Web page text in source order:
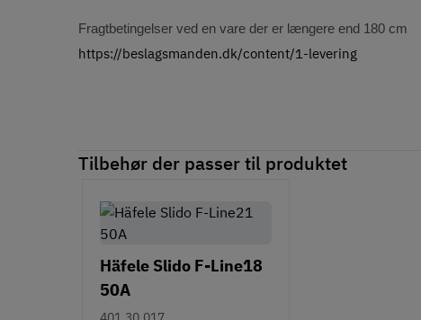
Fragtbetingelser ved en vare der er længere end 180 cm
https://beslagsmanden.dk/content/1-levering
Tilbehør der passer til produktet
Häfele Slido F-Line18
50A